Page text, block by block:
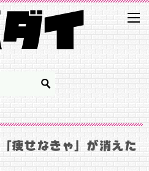
痩せなきゃ」が消えた